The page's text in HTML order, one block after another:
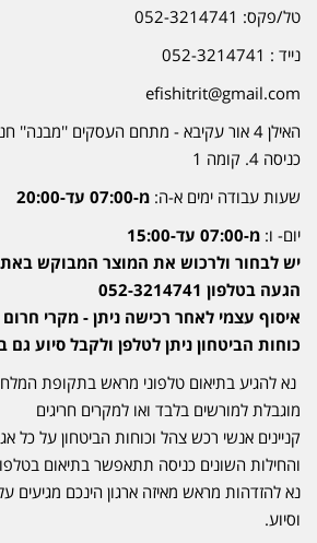
טל/פקס: 052-3214741
נייד : 052-3214741
efishitrit@gmail.com
כניסה 4. קומה 1
שעות עבודה ימים א-ה: מ-07:00 עד-20:00
יום- ו: מ-07:00 עד-15:00
יש לבחור ולרכוש את המוצר המבוקש
הגעה בטלפון 052-3214741
איסוף עצמי לאחר רכישה ניתן - מקרי
כוחות הביטחון ניתן לטלפן ולקבל סיוע
נא להגיע בתיאום טלפוני מראש בתקופת
מוגבלת למורשים בלבד ואו למקרים חריגים
קניינים אנשי רכש צהל וכוחות הביטחון על כל
והחילות השונים כניסה תתאפשר בתיאום
נא להזדהות מראש מאיזה ארגון הינכם מגיעים
וסיוע.